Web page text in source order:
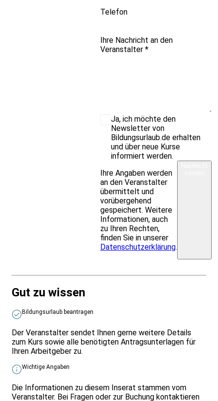
Telefon
Ihre Nachricht an den
Veranstalter *
Ja, ich möchte den
Newsletter von
Bildungsurlaub.de erhalten
und über neue Kurse
informiert werden.
Ihre Angaben werden
an den Veranstalter
übermittelt und
vorübergehend
gespeichert. Weitere
Informationen, auch
zu Ihren Rechten,
finden Sie in unserer
Datenschutzerklärung.
Gut zu wissen
Bildungsurlaub beantragen
Der Veranstalter sendet Ihnen gerne weitere Details
zum Kurs sowie alle benötigten Antragsunterlagen für
Ihren Arbeitgeber zu.
Wichtige Angaben
Die Informationen zu diesem Inserat stammen vom
Veranstalter. Bei Fragen oder zur Buchung kontaktieren